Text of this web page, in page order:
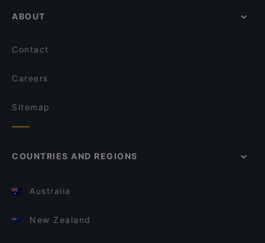
ABOUT
Contact
Careers
Sitemap
COUNTRIES AND REGIONS
Australia
New Zealand